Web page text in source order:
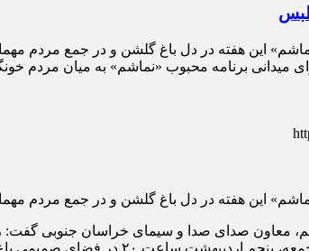
این هفته در دل باغ گلشن و در جمع مردم
میدانی برنامه محبوب «نماشم» به میان
این هفته در دل باغ گلشن و در جمع مردم
معاون صدای صدا و سیمای خراسان جنوبی گفت:
باغ گلشن طبس و با حضور پرشور مردم اجرا و پخش می شود.